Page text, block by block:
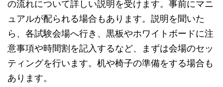
の流れについて詳しい説明を受けます。事前にマニ
ュアルが配られる場合もあります。説明を聞いた
ら、各試験会場へ行き、黒板やホワイトボードに注
意事項や時間割を記入するなど、まずは会場のセッ
ティングを行います。机や椅子の準備をする場合も
あります。